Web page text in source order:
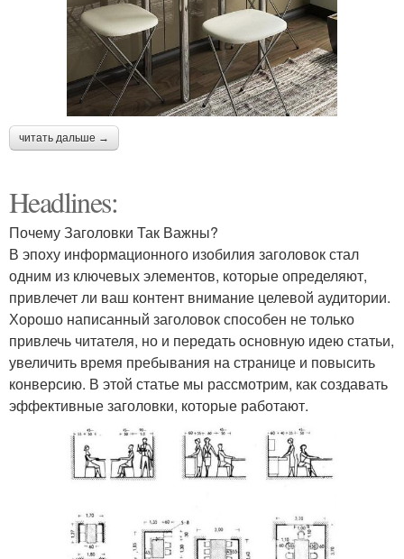
читать дальше →
Headlines:
Почему Заголовки Так Важны?
В эпоху информационного изобилия заголовок стал
одним из ключевых элементов, которые определяют,
привлечет ли ваш контент внимание целевой аудитории.
Хорошо написанный заголовок способен не только
привлечь читателя, но и передать основную идею статьи,
увеличить время пребывания на странице и повысить
конверсию. В этой статье мы рассмотрим, как создавать
эффективные заголовки, которые работают.